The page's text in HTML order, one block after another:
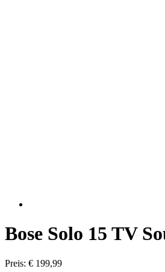
Bose Solo 15 TV
Preis: € 199,99